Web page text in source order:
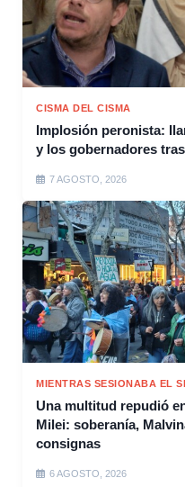
CISMA DEL CISMA
Implosión peronista:
y los gobernadores
7 AGOSTO, 2026
MIENTRAS SESIONABA EL
Una multitud repudió
Milei: soberanía,
consignas
6 AGOSTO, 2026